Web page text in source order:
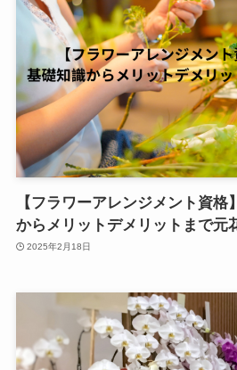
【フラワーアレンジメント資
からメリットデメリットまで元
2025年2月18日